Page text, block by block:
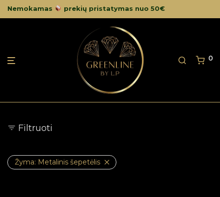
Nemokamas prekių pristatymas nuo 50€
0
Filtruoti
Žyma: Metalinis šepetėlis